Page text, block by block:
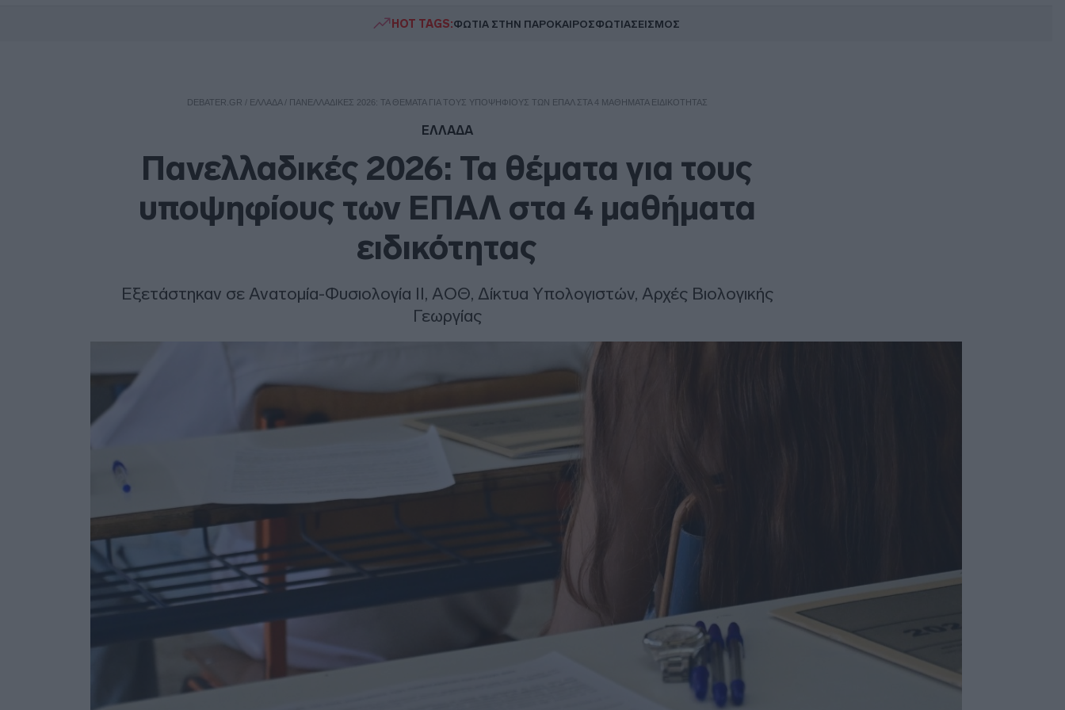
HOT TAGS:ΦΩΤΙΑ ΣΤΗΝ ΠΑΡΟΚΑΙΡΟΣΦΩΤΙΑΣΕΙΣΜΟΣ
DEBATER.GR / ΕΛΛΑΔΑ/ ΠΑΝΕΛΛΑΔΙΚΈΣ 2026: ΤΑ ΘΈΜΑΤΑ ΓΙΑ ΤΟΥΣ ΥΠΟΨΗΦΊΟΥΣ ΤΩΝ ΕΠΑΛ ΣΤΑ 4 ΜΑΘΉΜΑΤΑ ΕΙΔΙΚΌΤΗΤΑΣ
ΕΛΛΑΔΑ
Πανελλαδικές 2026: Τα θέματα για τους
υποψηφίους των ΕΠΑΛ στα 4 μαθήματα
ειδικότητας
Εξετάστηκαν σε Ανατομία-Φυσιολογία ΙΙ, ΑΟΘ, Δίκτυα Υπολογιστών, Αρχές Βιολογικής
Γεωργίας